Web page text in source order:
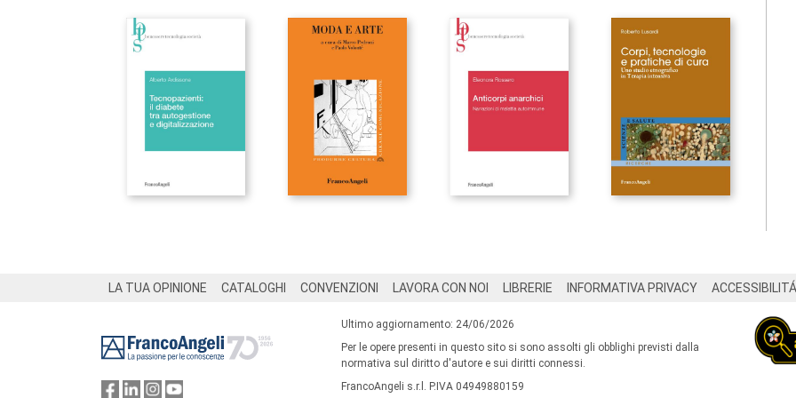
LA TUA OPINIONE CATALOGHI CONVENZIONI LAVORA CON NOI LIBRERIE INFORMATIVA PRIVACY ACCESSIBILITÁ
Ultimo aggiornamento: 24/06/2026
Per le opere presenti in questo sito si sono assolti gli obblighi previsti dalla
normativa sul diritto d'autore e sui diritti connessi.
FrancoAngeli s.r.l. P.IVA 04949880159